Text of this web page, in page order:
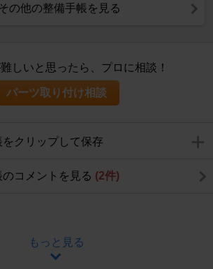
の他の整備手帳を見る
しいと思ったら、プロに相談！
パーツ取り付け相談
をクリップして保存
コメントを見る (2件)
もっと見る